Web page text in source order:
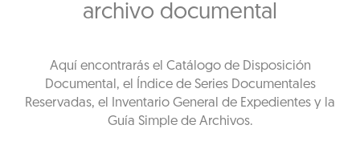
archivo documental
Aquí encontrarás el Catálogo de Disposición
Documental, el Índice de Series Documentales
Reservadas, el Inventario General de Expedientes y la
Guía Simple de Archivos.